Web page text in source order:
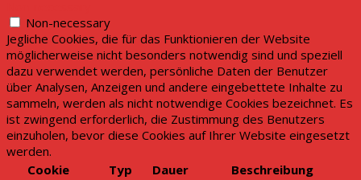
Non-necessary
Jegliche Cookies, die für das Funktionieren der Website
möglicherweise nicht besonders notwendig sind und speziell
dazu verwendet werden, persönliche Daten der Benutzer
über Analysen, Anzeigen und andere eingebettete Inhalte zu
sammeln, werden als nicht notwendige Cookies bezeichnet. Es
ist zwingend erforderlich, die Zustimmung des Benutzers
einzuholen, bevor diese Cookies auf Ihrer Website eingesetzt
werden.
Cookie
Typ Dauer Beschreibung